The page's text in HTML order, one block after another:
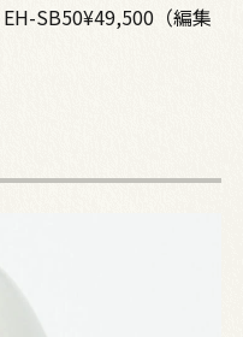
SB50¥49,500（編集